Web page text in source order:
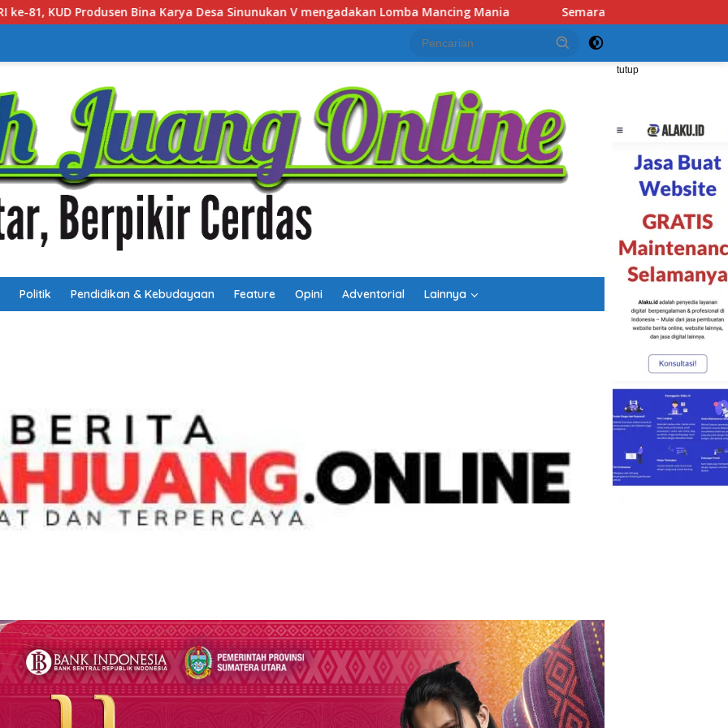
Sinunukan V mengadakan Lomba Mancing Mania Semarak HUT RI dan Hari Jadi Kalsel, Gerak Jalan Jadi Ajang
tutup
Politik Pendidikan & Kebudayaan Feature Opini Adventorial Lainnya